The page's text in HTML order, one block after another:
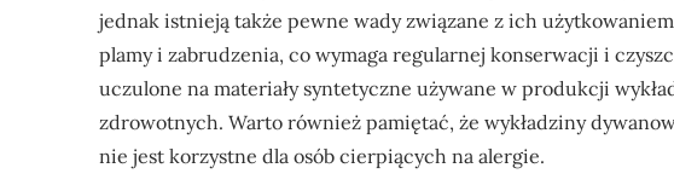
jednak istnieją także pewne wady związane z ich
plamy i zabrudzenia, co wymaga regularnej konserwacji i
uczulone na materiały syntetyczne używane w produkcji
zdrowotnych. Warto również pamiętać, że wykładziny
nie jest korzystne dla osób cierpiących na alergie.